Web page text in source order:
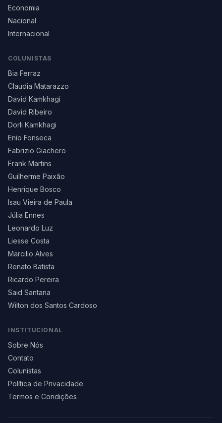
Economia
Nacional
Internacional
COLUNISTAS
Bia Ferraz
Claudia Matarazzo
David Kamkhagi
David Ribeiro
Dorli Kamkhagi
Enio Fonseca
Fabrizio Giachero
Frank Martins
Guilherme Paixão
Henrique Bosco
Isau Vieira de Paula
Júlia Ennes
Leonardo Luz
Liesse Costa
Marcilio Alves
Renato Batista
Ricardo Pereira
Said Santana
Wilton dos Santos Cardoso
INSTITUCIONAL
Sobre Nós
Contato
Colunistas
Política de Privacidade
Termos e Condições